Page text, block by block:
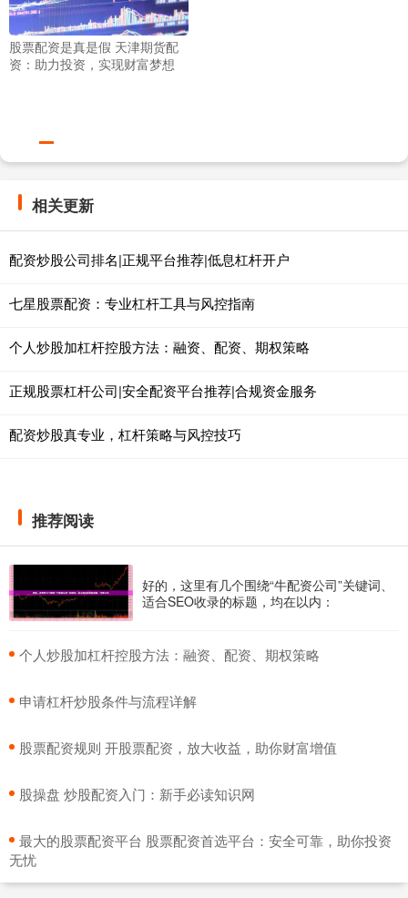
股票配资是真是假 天津期货配
资：助力投资，实现财富梦想
相关更新
配资炒股公司排名|正规平台推荐|低息杠杆开户
七星股票配资：专业杠杆工具与风控指南
个人炒股加杠杆控股方法：融资、配资、期权策略
正规股票杠杆公司|安全配资平台推荐|合规资金服务
配资炒股真专业，杠杆策略与风控技巧
推荐阅读
好的，这里有几个围绕“牛配资公司”关键词、
适合SEO收录的标题，均在以内：
​个人炒股加杠杆控股方法：融资、配资、期权策略
​申请杠杆炒股条件与流程详解
​股票配资规则 开股票配资，放大收益，助你财富增值
​股操盘 炒股配资入门：新手必读知识网
​最大的股票配资平台 股票配资首选平台：安全可靠，助你投资
无忧